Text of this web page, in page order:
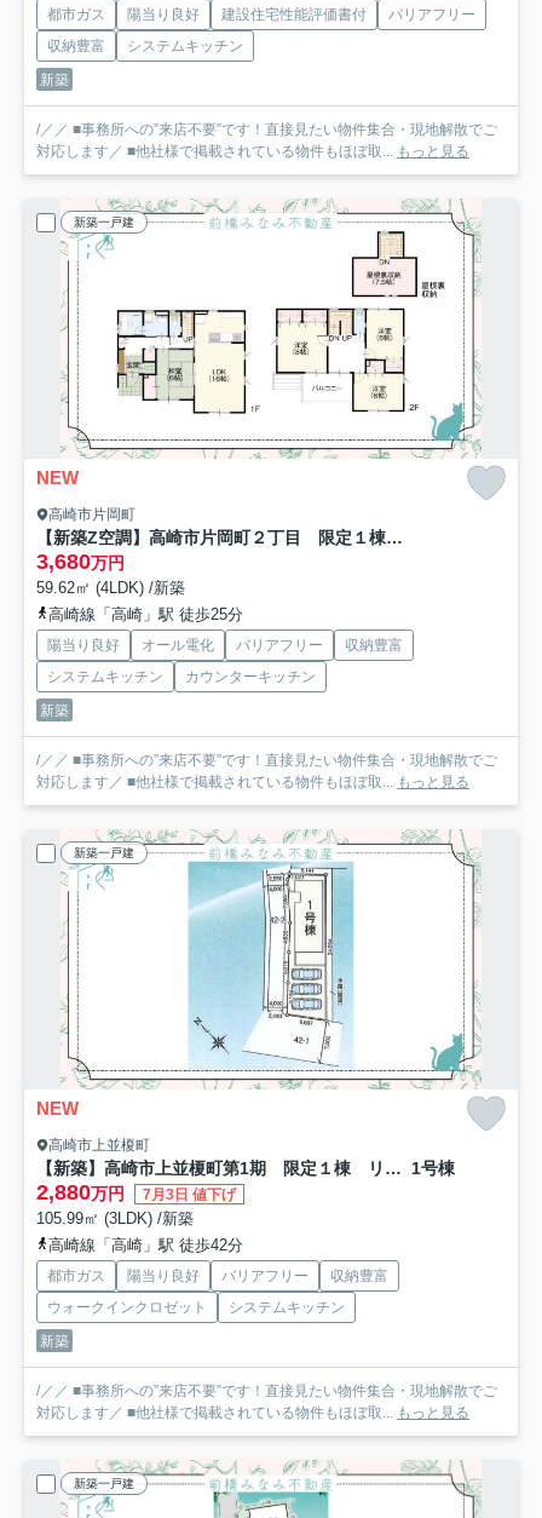
都市ガス 陽当り良好 建設住宅性能評価書付
バリアフリー
収納豊富
システムキッチン
新築
/／／ ■事務所への”来店不要”です！直接見たい物件集合・現地解散でご
対応します／ ■他社様で掲載されている物件もほぼ取... もっと見る
新築一戸建
NEW
高崎市片岡町
【新築Z空調】高崎市片岡町２丁目 限定１棟 新築建売
3,680万円
59.62㎡ (4LDK) /新築
高崎線「高崎」駅 徒歩25分
陽当り良好 オール電化 バリアフリー
収納豊富
システムキッチン
カウンターキッチン
新築
/／／ ■事務所への”来店不要”です！直接見たい物件集合・現地解散でご
対応します／ ■他社様で掲載されている物件もほぼ取... もっと見る
新築一戸建
NEW
高崎市上並榎町
【新築】高崎市上並榎町第1期 限定１棟 リナージュ 新築建売 1号棟
2,880万円 7月3日 値下げ
105.99㎡ (3LDK) /新築
高崎線「高崎」駅 徒歩42分
都市ガス 陽当り良好 バリアフリー
収納豊富
ウォークインクロゼット
システムキッチン
新築
/／／ ■事務所への”来店不要”です！直接見たい物件集合・現地解散でご
対応します／ ■他社様で掲載されている物件もほぼ取... もっと見る
新築一戸建